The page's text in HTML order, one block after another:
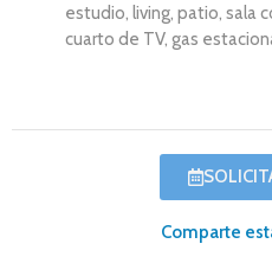
estudio, living, patio, sala
cuarto de TV, gas
Comparte